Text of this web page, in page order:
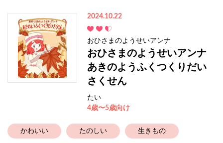
2024.10.22
おひさまのようせいアンナ
おひさまのようせいアンナ
あきのようふくつくりだい
さくせん
たい
4歳〜5歳向け
かわいい たのしい 生きもの